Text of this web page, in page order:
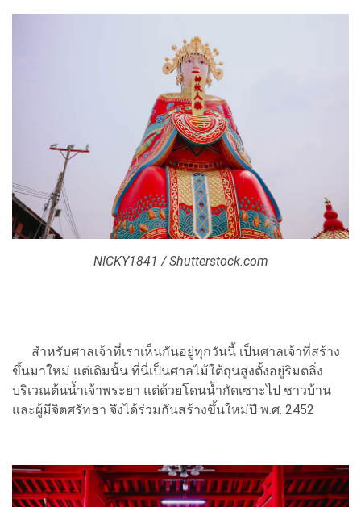
NICKY1841 / Shutterstock.com
สำหรับศาลเจ้าที่เราเห็นกันอยู่ทุกวันนี้ เป็นศาลเจ้าที่สร้าง
ขึ้นมาใหม่ แต่เดิมนั้น ที่นี่เป็นศาลไม้ใต้ถุนสูงตั้งอยู่ริมตลิ่ง
บริเวณต้นน้ำเจ้าพระยา แต่ด้วยโดนน้ำกัดเซาะไป ชาวบ้าน
และผู้มีจิตศรัทธา จึงได้ร่วมกันสร้างขึ้นใหม่ปี พ.ศ. 2452